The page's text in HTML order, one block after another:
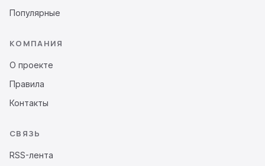
Популярные
КОМПАНИЯ
О проекте
Правила
Контакты
СВЯЗЬ
RSS-лента